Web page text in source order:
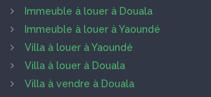
Immeuble à louer à Douala
Immeuble à louer à Yaoundé
Villa à louer à Yaoundé
Villa à louer à Douala
Villa à vendre à Douala